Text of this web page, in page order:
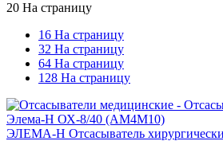
20 На страницу
16 На страницу
32 На страницу
64 На страницу
128 На страницу
ЭЛЕМА-Н Отсасыватель